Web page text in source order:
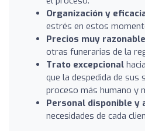
Organización y
estrés en estos
Precios muy
otras funerarias de la
Trato excepcional
que la despedida de sus
proceso más humano y
Personal disponible y
necesidades de cada